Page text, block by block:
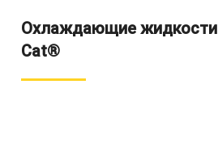
Охлаждающие жидкости
Cat®